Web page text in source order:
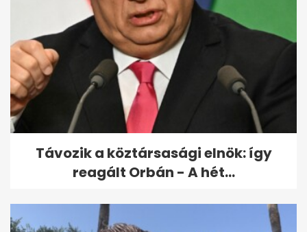
Tömegesen mondanak fel a
sofőrök BKV-nál
Távozik a köztársasági elnök: így
reagált Orbán - A hét...